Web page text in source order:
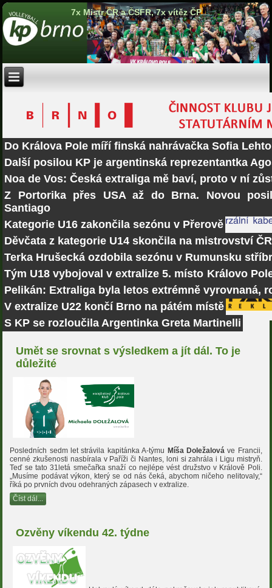
7x Mistr ČR a ČSFR, 7x vítěz ČP
Do Králova Pole míří finská nahrávačka Sofia Lehto
Další posilou KP je argentinská reprezentantka
Noa de Vos: Česká extraliga mě baví, proto v ní
Z Portorika přes USA až do Brna. Novou
Santiago
Kategorie U16 zakončila sezónu v Přerově
Děvčata z kategorie U14 skončila na mistrovství
Terka Hrušecká ozdobila sezónu v Rumunsku
Tým U18 vybojoval v extralize 5. místo Královo
Pelikán: Extraliga byla letos extrémně vyrovnaná,
V extralize U22 končí Brno na pátém místě
S KP se rozloučila Argentinka Greta Martinelli
Umět se srovnat s výsledkem a jít dál. To je
důležité
Posledních sedm let strávila kapitánka A-týmu Míša Doležalováve Francii,
cenné zkušenosti nasbírala v Paříži či Nantes, loni si zahrála i Ligu mistryň.
Teď se tato 31letá smečařka snaží co nejlépe vést družstvo v Králově Poli.
„Musíme podávat výkon, který se od nás čeká, abychom ničeho nelitovaly,“
říká po prvních dvou odehraných zápasech v extralize.
Číst dál...
Ozvěny víkendu 42. týdne